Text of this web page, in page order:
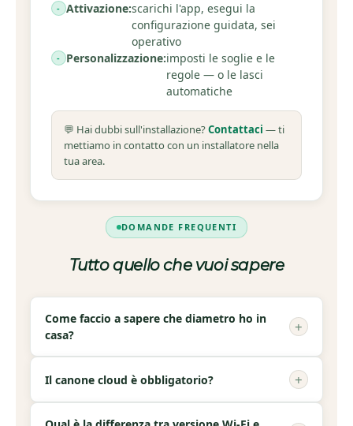
Attivazione:scarichi l'app, esegui la
configurazione guidata, sei
operativo
Personalizzazione:imposti le soglie e le
regole — o le lasci
automatiche
💬 Hai dubbi sull'installazione?Contattaci — ti
mettiamo in contatto con un installatore nella
tua area.
DOMANDE FREQUENTI
Tutto quello che vuoi sapere
Come faccio a sapere che diametro ho in
casa?
+
sulla documentazione dell'immobile. In caso di
dubbio, un idraulico lo verifica in pochi minuti.
Puoi anche contattarci: ti aiutiamo a capire la
Il canone cloud è obbligatorio? +